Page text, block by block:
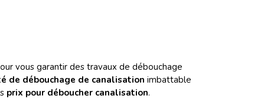
vous garantir des travaux de débouchage
de débouchage de canalisation imbattable
prix pour déboucher canalisation.